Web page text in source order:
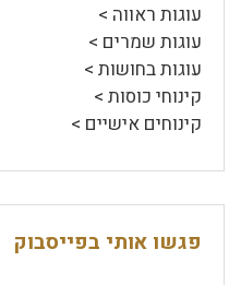
עוגות ראווה >
עוגות שמרים >
עוגות בחושות >
קינוחי כוסות >
קינוחים אישיים >
פגשו אותי בפייסבוק